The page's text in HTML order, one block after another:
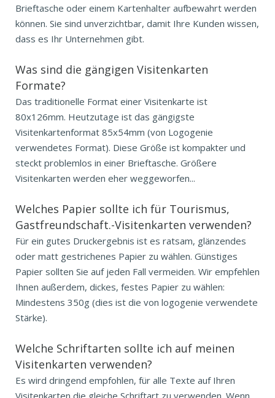
Brieftasche oder einem Kartenhalter aufbewahrt werden
können. Sie sind unverzichtbar, damit Ihre Kunden wissen,
dass es Ihr Unternehmen gibt.
Was sind die gängigen Visitenkarten
Formate?
Das traditionelle Format einer Visitenkarte ist
80x126mm. Heutzutage ist das gängigste
Visitenkartenformat 85x54mm (von Logogenie
verwendetes Format). Diese Größe ist kompakter und
steckt problemlos in einer Brieftasche. Größere
Visitenkarten werden eher weggeworfen...
Welches Papier sollte ich für Tourismus,
Gastfreundschaft.-Visitenkarten verwenden?
Für ein gutes Druckergebnis ist es ratsam, glänzendes
oder matt gestrichenes Papier zu wählen. Günstiges
Papier sollten Sie auf jeden Fall vermeiden. Wir empfehlen
Ihnen außerdem, dickes, festes Papier zu wählen:
Mindestens 350g (dies ist die von logogenie verwendete
Stärke).
Welche Schriftarten sollte ich auf meinen
Visitenkarten verwenden?
Es wird dringend empfohlen, für alle Texte auf Ihren